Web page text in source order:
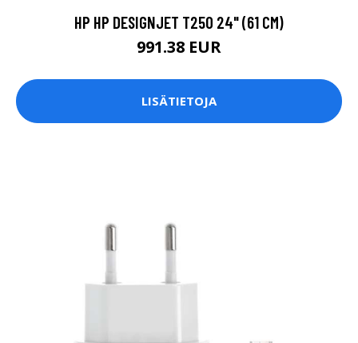
HP HP DESIGNJET T250 24" (61 CM)
991.38 EUR
LISÄTIETOJA